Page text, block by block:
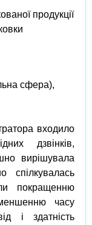
продукції
сфера),
входило
дзвінків,
вирішувала
спілкувалась
покращенню
часу
і здатність